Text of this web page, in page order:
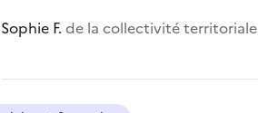
Sophie F. de la collectivité territoriale